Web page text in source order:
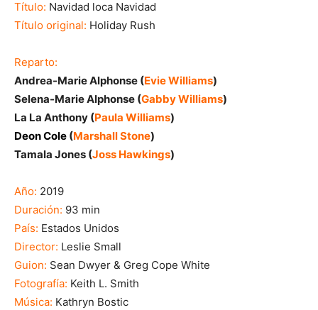
Título: Navidad loca Navidad
Título original: Holiday Rush
Reparto:
Andrea-Marie Alphonse (Evie Williams)
Selena-Marie Alphonse (Gabby Williams)
La La Anthony (Paula Williams)
Deon Cole (Marshall Stone)
Tamala Jones (Joss Hawkings)
Año: 2019
Duración: 93 min
País: Estados Unidos
Director: Leslie Small
Guion: Sean Dwyer & Greg Cope White
Fotografía: Keith L. Smith
Música: Kathryn Bostic